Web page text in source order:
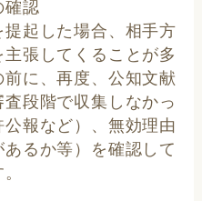
確認
起した場合、相手方
張してくることが多
に、再度、公知文献
段階で収集しなかっ
報など）、無効理由
るか等）を確認して